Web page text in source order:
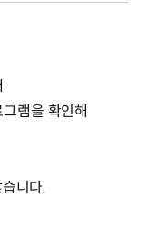
램을 확인해
니다.